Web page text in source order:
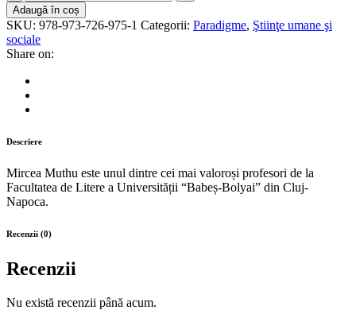
între
sinteză
şi
mediere
quantity
Adaugă în coș
SKU: 978-973-726-975-1 Categorii: Paradigme, Ştiinţe umane şi
sociale
Share on:
Descriere
Mircea Muthu este unul dintre cei mai valoroși profesori de la
Facultatea de Litere a Universității “Babeș-Bolyai” din Cluj-
Napoca.
Recenzii (0)
Recenzii
Nu există recenzii până acum.